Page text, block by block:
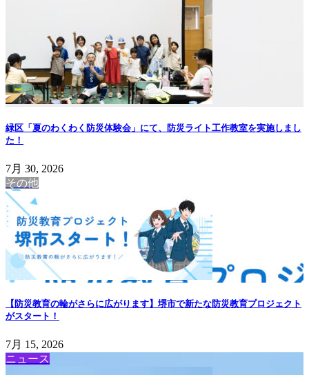
緑区「夏のわくわく防災体験会」にて、防災ライト工作教室を実施しまし
た！
7月 30, 2026
その他
【防災教育の輪がさらに広がります】堺市で新たな防災教育プロジェクト
がスタート！
7月 15, 2026
ニュース